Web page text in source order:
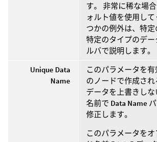
す。 非常に稀な場
ォルト値を使用して
つかの例外は、特
特定のタイプのデ
ルバで説明します。
Unique Data
Name
このパラメータを
のノードで作成さ
データを上書きし
名前で Data Name
修正します。
このパラメータを